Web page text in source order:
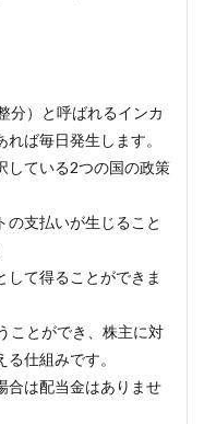
分）と呼ばれるインカ
ば毎日発生します。
している2つの国の政策
の支払いが生じること
して得ることができま
ことができ、株主に対
仕組みです。
合は配当金はありませ